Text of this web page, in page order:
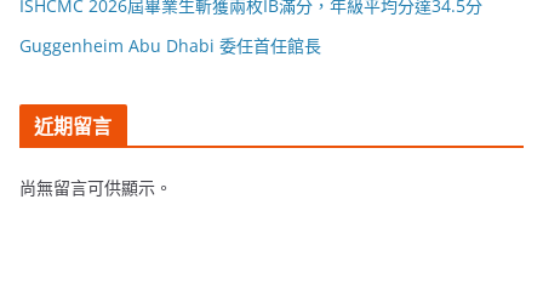
ISHCMC 2026屆畢業生斬獲兩枚IB滿分，年級平均分達34.5分
Guggenheim Abu Dhabi 委任首任館長
近期留言
尚無留言可供顯示。